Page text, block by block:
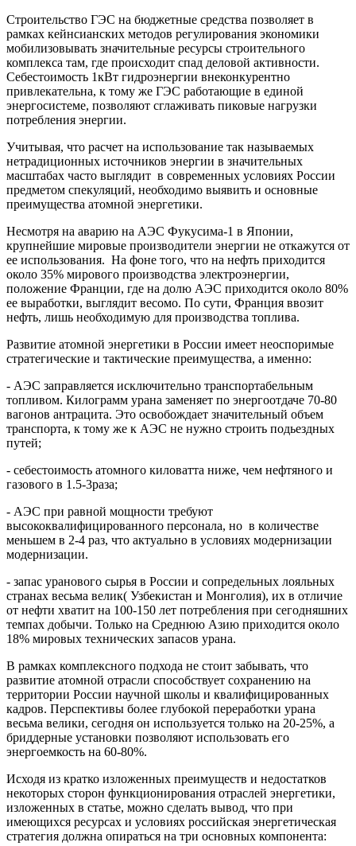
Строительство ГЭС на бюджетные средства позволяет в
рамках кейнсианских методов регулирования экономики
мобилизовывать значительные ресурсы строительного
комплекса там, где происходит спад деловой активности.
Себестоимость 1кВт гидроэнергии внеконкурентно
привлекательна, к тому же ГЭС работающие в единой
энергосистеме, позволяют сглаживать пиковые нагрузки
потребления энергии.
Учитывая, что расчет на использование так называемых
нетрадиционных источников энергии в значительных
масштабах часто выглядит в современных условиях России
предметом спекуляций, необходимо выявить и основные
преимущества атомной энергетики.
Несмотря на аварию на АЭС Фукусима-1 в Японии,
крупнейшие мировые производители энергии не откажутся от
ее использования. На фоне того, что на нефть приходится
около 35% мирового производства электроэнергии,
положение Франции, где на долю АЭС приходится около 80%
ее выработки, выглядит весомо. По сути, Франция ввозит
нефть, лишь необходимую для производства топлива.
Развитие атомной энергетики в России имеет неоспоримые
стратегические и тактические преимущества, а именно:
- АЭС заправляется исключительно транспортабельным
топливом. Килограмм урана заменяет по энергоотдаче 70-80
вагонов антрацита. Это освобождает значительный объем
транспорта, к тому же к АЭС не нужно строить подьездных
путей;
- себестоимость атомного киловатта ниже, чем нефтяного и
газового в 1.5-3раза;
- АЭС при равной мощности требуют
высококвалифицированного персонала, но в количестве
меньшем в 2-4 раз, что актуально в условиях модернизации
модернизации.
- запас уранового сырья в России и сопредельных лояльных
странах весьма велик( Узбекистан и Монголия), их в отличие
от нефти хватит на 100-150 лет потребления при сегодняшних
темпах добычи. Только на Среднюю Азию приходится около
18% мировых технических запасов урана.
В рамках комплексного подхода не стоит забывать, что
развитие атомной отрасли способствует сохранению на
территории России научной школы и квалифицированных
кадров. Перспективы более глубокой переработки урана
весьма велики, сегодня он используется только на 20-25%, а
бриддерные установки позволяют использовать его
энергоемкость на 60-80%.
Исходя из кратко изложенных преимуществ и недостатков
некоторых сторон функционирования отраслей энергетики,
изложенных в статье, можно сделать вывод, что при
имеющихся ресурсах и условиях российская энергетическая
стратегия должна опираться на три основных компонента: